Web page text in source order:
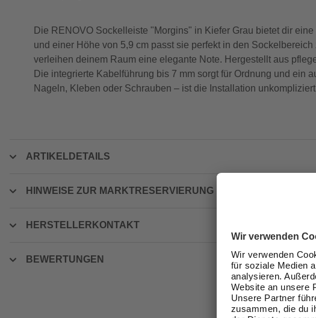
Die RENOVO Sockelleiste "Morgins" in Kiefer Grau bietet dir
und einer Höhe von 5,9 cm passt sie perfekt in den
verleihen deinem Raum eine elegante Note. Hergestellt aus
Die integrierte Kabelführung bis 7 mm sorgt für Ordnung und
Nageln, Kleben oder Schrauben – ist die Installation
ARTIKELDETAILS
HINWEISE ZUR MARKTRESERVIERUNG
HERSTELLERKONTAKT
BEWERTUNGEN